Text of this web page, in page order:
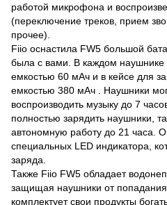
работой микрофона и
(переключение треков, прием
прочее).
Fiio оснастила FW5 большой
была с вами. В каждом наушнике
емкостью 60 мАч и в кейсе для
емкостью 380 мАч . Наушники
воспроизводить музыку до 7
полностью зарядить наушники,
автономную работу до 21 часа.
специальных LED индикатора,
заряда.
Также Fiio FW5 обладает
защищая наушники от попадания
комплектует свои продукты